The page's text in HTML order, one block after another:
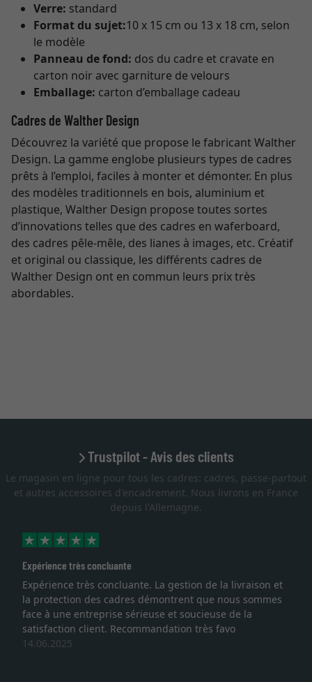
Verre: standard
Format du sujet:10 x 15 cm ou 13 x 18 cm, selon
le modèle
Panneau de fond: dos du cadre et cravate en
carton noir avec garniture de velours
Emballage: carton d’emballage cadeau
Cadres de Walther Design
Découvrez la variété que propose le fabricant Walther
Design. La gamme englobe plusieurs types de cadres
prêts à l’emploi, faciles à monter et démonter. En plus
des modèles traditionnels en bois, aluminium et
plastique, Walther Design propose toutes sortes
d’innovations telles que des cadres en waferboard,
des cadres pêle-mêle, des lianes à images, etc. Créatif
et original ou classique, les différents cadres de
Walther Design ont en commun leurs prix très
abordables.
Trustpilot - Avis des clients
Le magasin en ligne pour tous les cadres: cadres, passe-partout
et autres accessoires d'encadrement. Nous livrons en France
depuis l'Allemagne.
Expérience très concluante
Expérience très concluante. La gestion de la livraison et
la protection des cadres démontrent que nous sommes
face à une entreprise sérieuse et soucieuse de la
satisfaction client. Recommandation très favo
14.06.2025